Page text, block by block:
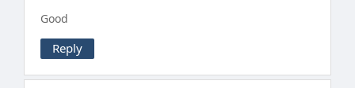
Good
Reply